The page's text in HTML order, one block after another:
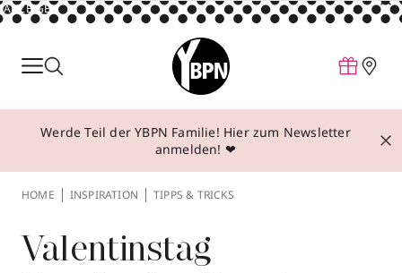
ANZEIGE
Parfum
Make-up
Behandlungen
Über YBPN
Werde Teil der YBPN Familie! Hier zum Newsletter
anmelden! ❤
HOME INSPIRATION TIPPS & TRICKS
Valentinstag